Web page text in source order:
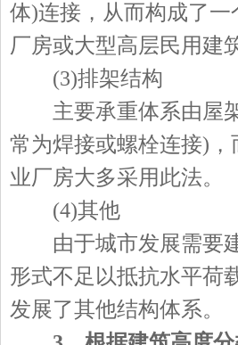
体)连接，从而构成了
厂房或大型高层民用建
(3)排架结构
主要承重体系由屋架
常为焊接或螺栓连接)
业厂房大多采用此法。
(4)其他
由于城市发展需要建
形式不足以抵抗水平荷
发展了其他结构体系。